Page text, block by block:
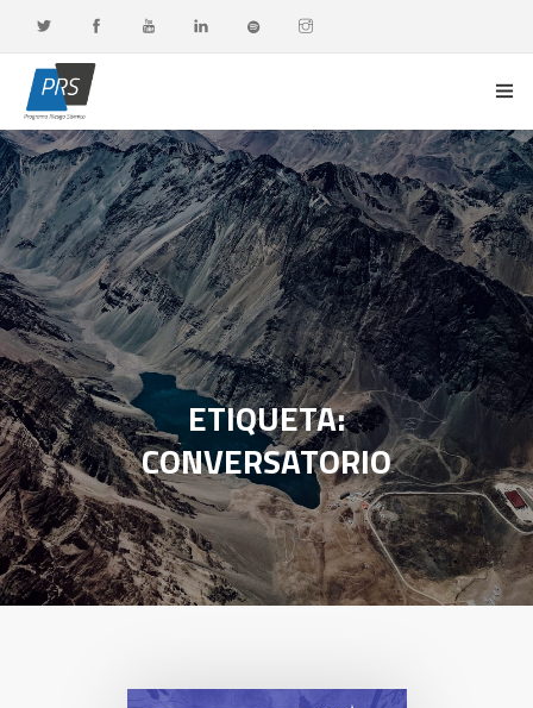
PORTADA
LÍNEAS DE INVESTIGACIÓN
OBSERVATORIO G-DATA
DOCENCIA Y FORMACIÓN CONTINUA
DIFUSIÓN Y VALORACIÓN CIUDADANA
ETIQUETA:
CONVERSATORIO